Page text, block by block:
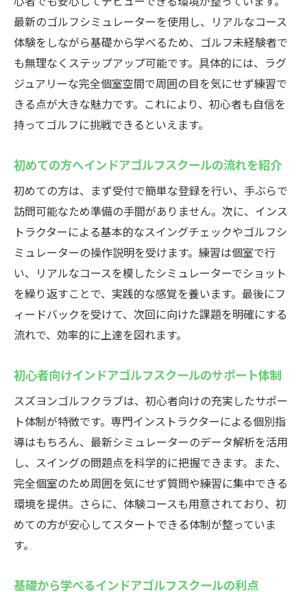
最新のゴルフシミュレーターを使用し、リアルなコース
体験をしながら基礎から学べるため、ゴルフ未経験者で
も無理なくステップアップ可能です。具体的には、ラグ
ジュアリーな完全個室空間で周囲の目を気にせず練習で
きる点が大きな魅力です。これにより、初心者も自信を
持ってゴルフに挑戦できるといえます。
初めての方へインドアゴルフスクールの流れを紹介
初めての方は、まず受付で簡単な登録を行い、手ぶらで
訪問可能なため準備の手間がありません。次に、インス
トラクターによる基本的なスイングチェックやゴルフシ
ミュレーターの操作説明を受けます。練習は個室で行
い、リアルなコースを模したシミュレーターでショット
を繰り返すことで、実践的な感覚を養います。最後にフ
ィードバックを受けて、次回に向けた課題を明確にする
流れで、効率的に上達を図れます。
初心者向けインドアゴルフスクールのサポート体制
スズヨンゴルフクラブは、初心者向けの充実したサポー
ト体制が特徴です。専門インストラクターによる個別指
導はもちろん、最新シミュレーターのデータ解析を活用
し、スイングの問題点を科学的に把握できます。また、
完全個室のため周囲を気にせず質問や練習に集中できる
環境を提供。さらに、体験コースも用意されており、初
めての方が安心してスタートできる体制が整っていま
す。
基礎から学べるインドアゴルフスクールの利点